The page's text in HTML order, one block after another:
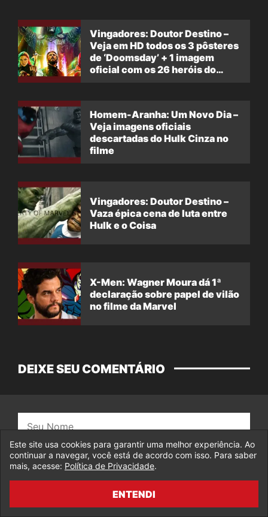
Vingadores: Doutor Destino –
Veja em HD todos os 3 pôsteres
de ‘Doomsday’ + 1 imagem
oficial com os 26 heróis do
Homem-Aranha: Um Novo Dia –
Veja imagens oficiais
descartadas do Hulk Cinza no
filme
Vingadores: Doutor Destino –
Vaza épica cena de luta entre
Hulk e o Coisa
X-Men: Wagner Moura dá 1ª
declaração sobre papel de vilão
no filme da Marvel
DEIXE SEU COMENTÁRIO
E-
Salvar dados neste navegador para a próxima
Este site usa cookies para garantir uma melhor experiência. Ao
continuar a navegar, você está de acordo com isso. Para saber
mais, acesse: Política de Privacidade.
ENTENDI